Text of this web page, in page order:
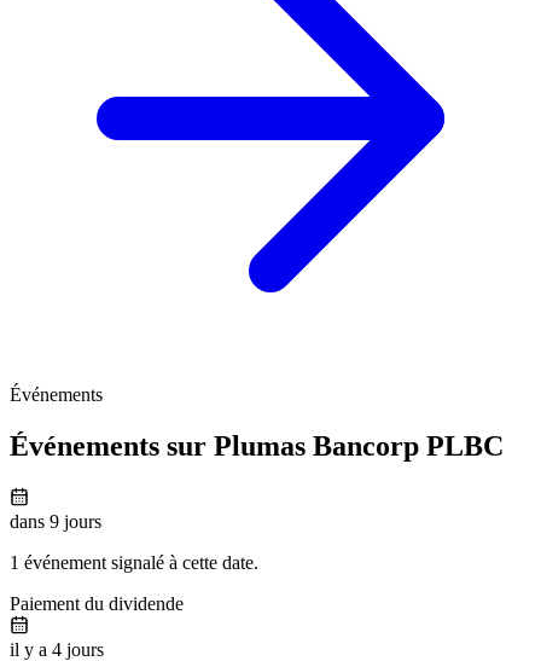
Événements
Événements sur Plumas Bancorp PLBC
dans 9 jours
1 événement signalé à cette date.
Paiement du dividende
il y a 4 jours